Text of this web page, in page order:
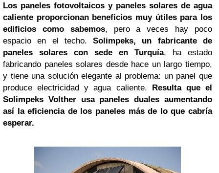
Los paneles fotovoltaicos y paneles solares de agua
caliente proporcionan beneficios muy útiles para los
edificios como sabemos, pero a veces hay poco
espacio en el techo.Solimpeks, un fabricante de
paneles solares con sede en Turquía, ha estado
fabricando paneles solares desde hace un largo tiempo,
y tiene una solución elegante al problema: un panel que
produce electricidad y agua caliente. Resulta que el
Solimpeks Volther usa paneles duales aumentando
así la eficiencia de los paneles más de lo que cabría
esperar.